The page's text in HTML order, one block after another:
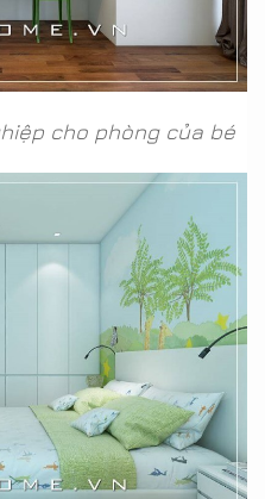
cho phòng của bé